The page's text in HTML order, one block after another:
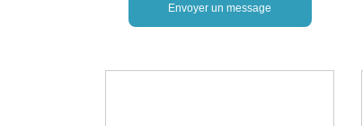
Envoyer un message